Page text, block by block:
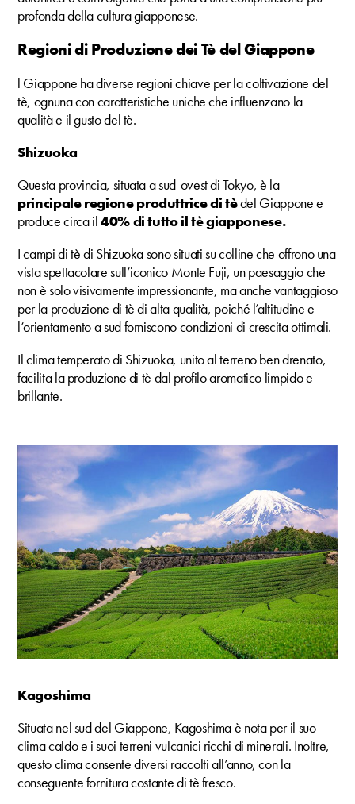
profonda della cultura giapponese.
Regioni di Produzione dei Tè del Giappone
l Giappone ha diverse regioni chiave per la coltivazione del
tè, ognuna con caratteristiche uniche che influenzano la
qualità e il gusto del tè.
Shizuoka
Questa provincia, situata a sud-ovest di Tokyo, è la
principale regione produttrice di tèdel Giappone e
produce circa il40% di tutto il tè giapponese.
I campi di tè di Shizuoka sono situati su colline che offrono una
vista spettacolare sull’iconico Monte Fuji, un paesaggio che
non è solo visivamente impressionante, ma anche vantaggioso
per la produzione di tè di alta qualità, poiché l’altitudine e
l’orientamento a sud forniscono condizioni di crescita ottimali.
Il clima temperato di Shizuoka, unito al terreno ben drenato,
facilita la produzione di tè dal profilo aromatico limpido e
brillante.
Kagoshima
Situata nel sud del Giappone, Kagoshima è nota per il suo
clima caldo e i suoi terreni vulcanici ricchi di minerali. Inoltre,
questo clima consente diversi raccolti all’anno, con la
conseguente fornitura costante di tè fresco.